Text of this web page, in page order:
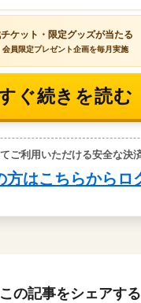
この記事をシェアする